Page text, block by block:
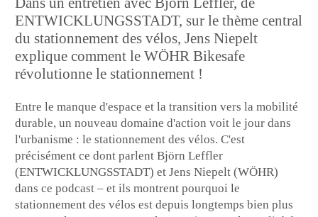
ENTWICKLUNGSSTADT, sur le thème central
du stationnement des vélos, Jens Niepelt
explique comment le WÖHR Bikesafe
révolutionne le stationnement !
Entre le manque d'espace et la transition vers la mobilité
durable, un nouveau domaine d'action voit le jour dans
l'urbanisme : le stationnement des vélos. C'est
précisément ce dont parlent Björn Leffler
(ENTWICKLUNGSSTADT) et Jens Niepelt (WÖHR)
dans ce podcast – et ils montrent pourquoi le
stationnement des vélos est depuis longtemps bien plus